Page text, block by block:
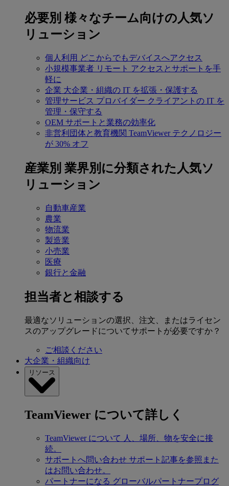
必要別 様々なチーム向けの人気ソ
リューション
個人利用 どこからでもデバイスへアクセス
小規模事業者 リモート アクセスとサポートを手
軽に
企業 大企業・組織の IT を拡張・保護する
管理サービス プロバイダー クライアントの IT を
管理・保守する
OEM サポートと業務の効率化
非営利団体と教育機関 TeamViewer テクノロジー
が 30% オフ
産業別 業界別に分類された人気ソ
リューション
自動車産業
農業
物流業
製造業
小売業
医療
銀行と金融
担当者と相談する
最適なソリューションの選択、注文、またはライセン
スのアップグレードについてサポートが必要ですか？
ご相談ください
大企業・組織向け
リソース
TeamViewer について詳しく
TeamViewer について 人、場所、物を安全に接
続。
サポートへ問い合わせ サポート記事を参照また
はお問い合わせ。
パートナーになる グローバルパートナープログ